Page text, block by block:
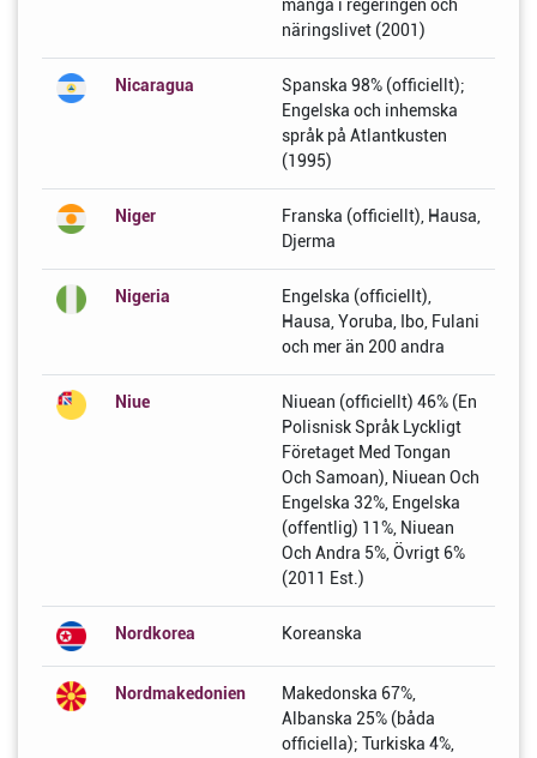
många i regeringen och
näringslivet (2001)
Nicaragua
Spanska 98% (officiellt);
Engelska och inhemska
språk på Atlantkusten
(1995)
Niger
Franska (officiellt), Hausa,
Djerma
Nigeria
Engelska (officiellt),
Hausa, Yoruba, Ibo, Fulani
och mer än 200 andra
Niue
Niuean (officiellt) 46% (En
Polisnisk Språk Lyckligt
Företaget Med Tongan
Och Samoan), Niuean Och
Engelska 32%, Engelska
(offentlig) 11%, Niuean
Och Andra 5%, Övrigt 6%
(2011 Est.)
Nordkorea Koreanska
Nordmakedonien
Makedonska 67%,
Albanska 25% (båda
officiella); Turkiska 4%,